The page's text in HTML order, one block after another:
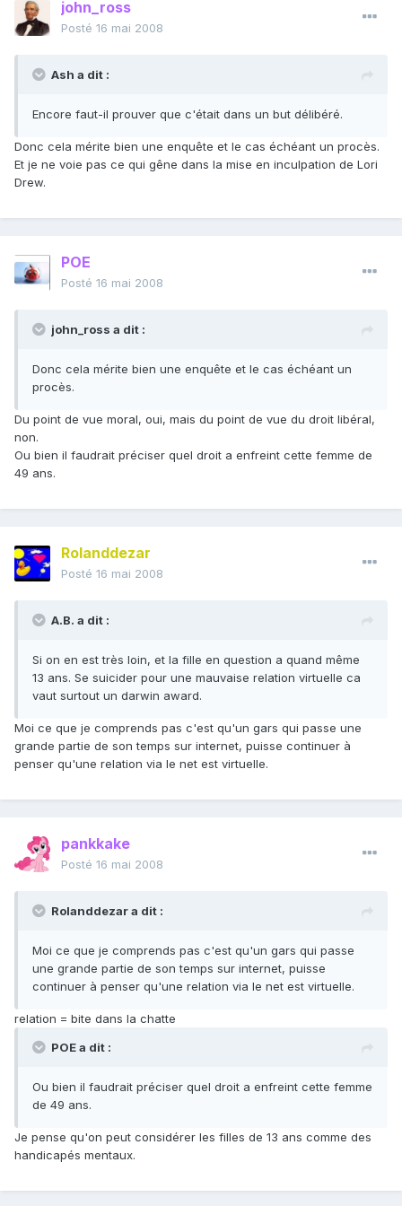
john_ross
Posté 16 mai 2008
Ash a dit :
Encore faut-il prouver que c'était dans un but délibéré.
Donc cela mérite bien une enquête et le cas échéant un procès.
Et je ne voie pas ce qui gêne dans la mise en inculpation de Lori
Drew.
POE
Posté 16 mai 2008
john_ross a dit :
Donc cela mérite bien une enquête et le cas échéant un
procès.
Du point de vue moral, oui, mais du point de vue du droit libéral,
non.
Ou bien il faudrait préciser quel droit a enfreint cette femme de
49 ans.
Rolanddezar
Posté 16 mai 2008
A.B. a dit :
Si on en est très loin, et la fille en question a quand même
13 ans. Se suicider pour une mauvaise relation virtuelle ca
vaut surtout un darwin award.
Moi ce que je comprends pas c'est qu'un gars qui passe une
grande partie de son temps sur internet, puisse continuer à
penser qu'une relation via le net est virtuelle.
pankkake
Posté 16 mai 2008
Rolanddezar a dit :
Moi ce que je comprends pas c'est qu'un gars qui passe
une grande partie de son temps sur internet, puisse
continuer à penser qu'une relation via le net est virtuelle.
relation = bite dans la chatte
POE a dit :
Ou bien il faudrait préciser quel droit a enfreint cette femme
de 49 ans.
Je pense qu'on peut considérer les filles de 13 ans comme des
handicapés mentaux.